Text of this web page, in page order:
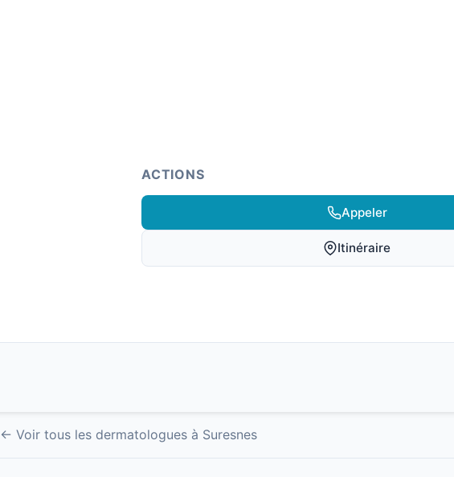
ACTIONS
Appeler
Itinéraire
← Voir tous les dermatologues à Suresnes